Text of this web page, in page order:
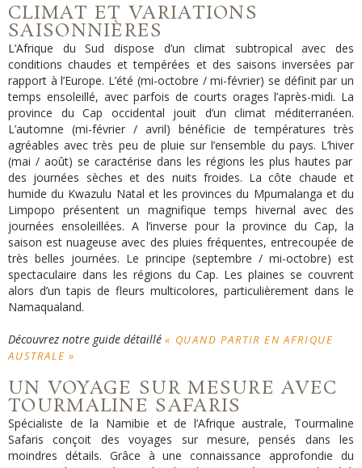
CLIMAT ET VARIATIONS
SAISONNIÈRES
L’Afrique du Sud dispose d’un climat subtropical avec des
conditions chaudes et tempérées et des saisons inversées par
rapport à l’Europe. L’été (mi-octobre / mi-février) se définit par un
temps ensoleillé, avec parfois de courts orages l’après-midi. La
province du Cap occidental jouit d’un climat méditerranéen.
L’automne (mi-février / avril) bénéficie de températures très
agréables avec très peu de pluie sur l’ensemble du pays. L’hiver
(mai / août) se caractérise dans les régions les plus hautes par
des journées sèches et des nuits froides. La côte chaude et
humide du Kwazulu Natal et les provinces du Mpumalanga et du
Limpopo présentent un magnifique temps hivernal avec des
journées ensoleillées. A l’inverse pour la province du Cap, la
saison est nuageuse avec des pluies fréquentes, entrecoupée de
très belles journées. Le principe (septembre / mi-octobre) est
spectaculaire dans les régions du Cap. Les plaines se couvrent
alors d’un tapis de fleurs multicolores, particulièrement dans le
Namaqualand.
Découvrez notre guide détaillé « QUAND PARTIR EN AFRIQUE
AUSTRALE »
UN VOYAGE SUR MESURE AVEC
TOURMALINE SAFARIS
Spécialiste de la Namibie et de l’Afrique australe, Tourmaline
Safaris conçoit des voyages sur mesure, pensés dans les
moindres détails. Grâce à une connaissance approfondie du